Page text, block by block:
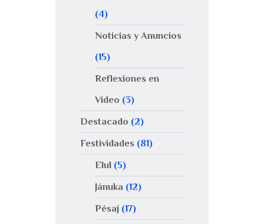
(4)
Noticias y Anuncios
(15)
Reflexiones en
Video (3)
Destacado (2)
Festividades (81)
Elul(5)
Jánuka (12)
Pésaj(17)